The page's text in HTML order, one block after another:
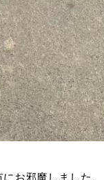
お邪魔しました。